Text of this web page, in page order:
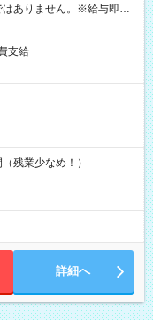
ありません。※給与即受
支給
残業少なめ！）
詳細へ